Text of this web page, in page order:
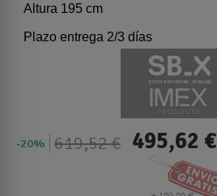
Altura 195 cm
Plazo entrega 2/3 días
20% 619,52 € 495,62 €